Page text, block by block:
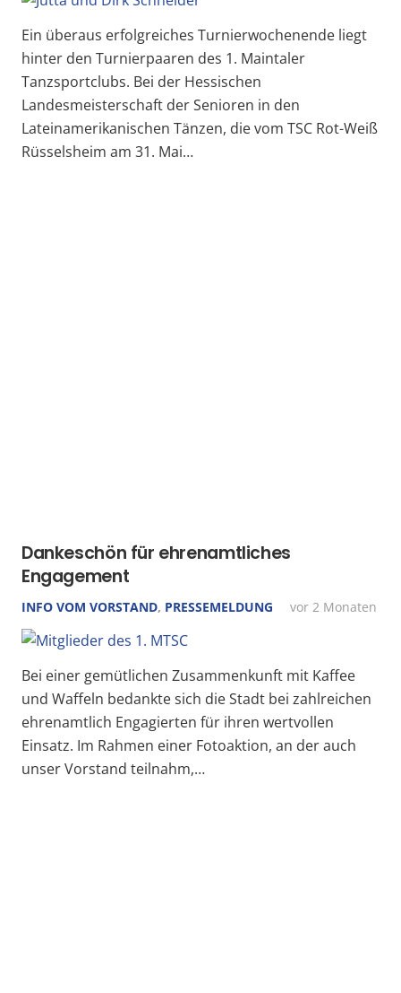
Ein überaus erfolgreiches Turnierwochenende liegt
hinter den Turnierpaaren des 1. Maintaler
Tanzsportclubs. Bei der Hessischen
Landesmeisterschaft der Senioren in den
Lateinamerikanischen Tänzen, die vom TSC Rot-Weiß
Rüsselsheim am 31. Mai…
Dankeschön für ehrenamtliches
Engagement
INFO VOM VORSTAND, PRESSEMELDUNG vor 2 Monaten
Bei einer gemütlichen Zusammenkunft mit Kaffee
und Waffeln bedankte sich die Stadt bei zahlreichen
ehrenamtlich Engagierten für ihren wertvollen
Einsatz. Im Rahmen einer Fotoaktion, an der auch
unser Vorstand teilnahm,…